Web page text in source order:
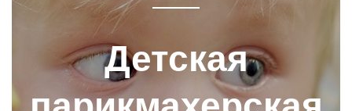
Детская